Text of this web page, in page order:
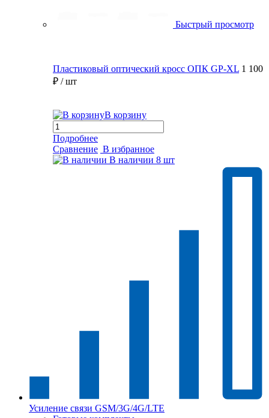
Быстрый просмотр
Пластиковый оптический кросс ОПК GP-XL 1 100
₽ / шт
В корзину
Подробнее
Сравнение В избранное
В наличии 8 шт
Усиление связи GSM/3G/4G/LTE